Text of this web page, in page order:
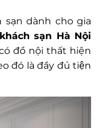
dành cho gia
khách sạn Hà Nội
đồ nội thất hiện
đó là đầy đủ tiện